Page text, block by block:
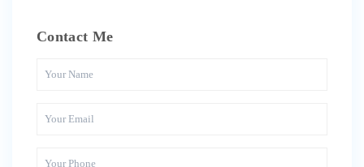
Contact Me